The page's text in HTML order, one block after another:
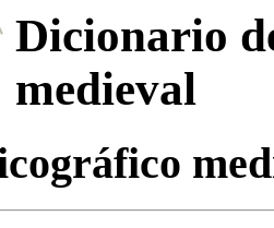
Dicionario
medieval